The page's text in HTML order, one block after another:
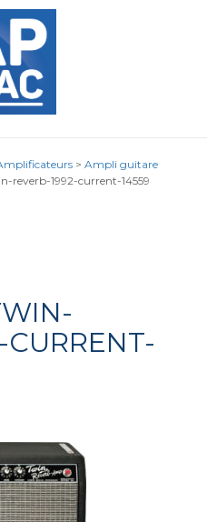
> Ampli guitare
reverb-1992-current-14559
CURRENT-